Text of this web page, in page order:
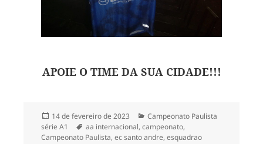
APOIE O TIME DA SUA CIDADE!!!
Publicado
em
14 de fevereiro de 2023 Categorias
Campeonato Paulista
série A1
Tags
aa internacional, campeonato,
Campeonato Paulista, ec santo andre, esquadrao